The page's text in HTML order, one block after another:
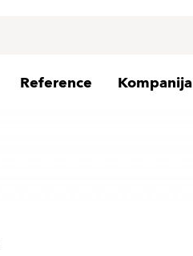
Reference Kompanija